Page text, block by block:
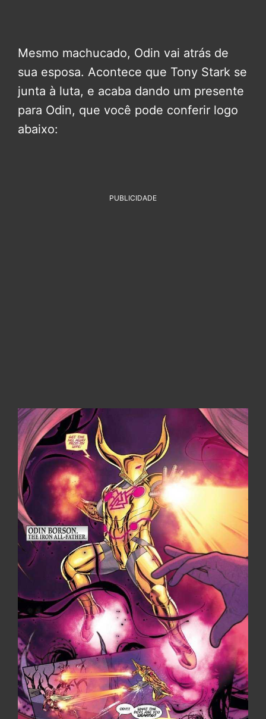
Mesmo machucado, Odin vai atrás de
sua esposa. Acontece que Tony Stark se
junta à luta, e acaba dando um presente
para Odin, que você pode conferir logo
abaixo:
PUBLICIDADE